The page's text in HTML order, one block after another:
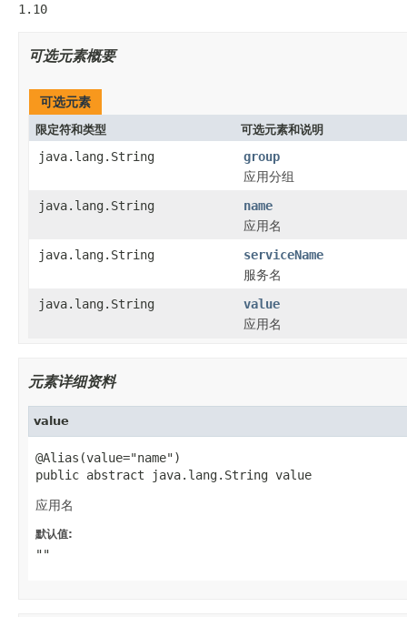
1.10
可选元素概要
可选元素
限定符和类型 可选元素和说明
java.lang.String
group
应用分组
java.lang.String
name
应用名
java.lang.String
serviceName
服务名
java.lang.String
value
应用名
元素详细资料
value
@Alias(value="name")
public abstract java.lang.String value
应用名
默认值:
""